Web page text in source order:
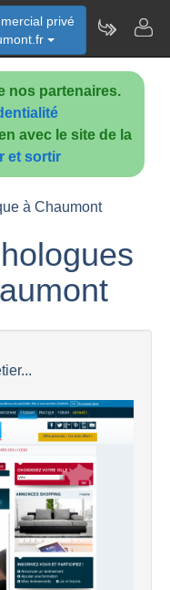
nos partenaires.
avec le site de la
et sortir
privé
à Chaumont